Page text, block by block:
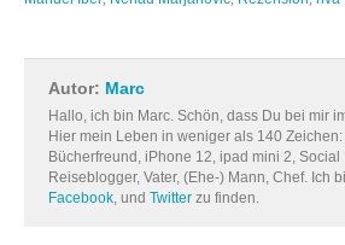
Autor: Marc
Hallo, ich bin Marc. Schön, dass Du bei mir
Hier mein Leben in weniger als 140
Bücherfreund, iPhone 12, ipad mini 2,
Reiseblogger, Vater, (Ehe-) Mann, Chef. Ich
Facebook, und Twitter zu finden.